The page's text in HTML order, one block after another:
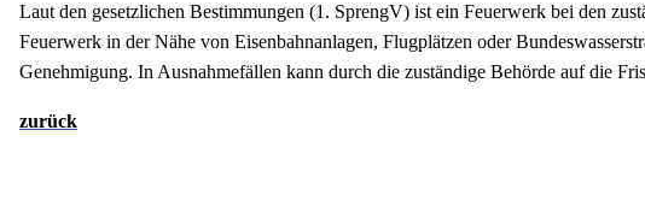
Laut den gesetzlichen Bestimmungen (1. SprengV) ist ein Feuerwerk bei den
Feuerwerk in der Nähe von Eisenbahnanlagen, Flugplätzen oder
Genehmigung. In Ausnahmefällen kann durch die zuständige Behörde auf die
zurück